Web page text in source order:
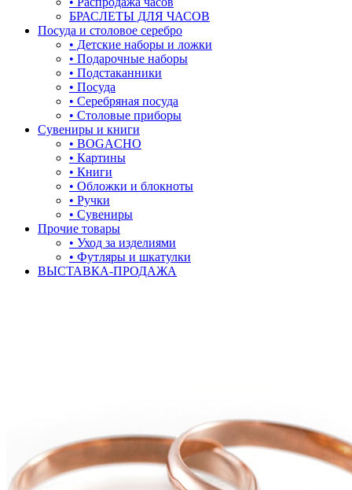
БРАСЛЕТЫ ДЛЯ ЧАСОВ
Посуда и столовое серебро
• Детские наборы и ложки
• Подарочные наборы
• Подстаканники
• Посуда
• Серебряная посуда
• Столовые приборы
Сувениры и книги
• BOGACHO
• Картины
• Книги
• Обложки и блокноты
• Ручки
• Сувениры
Прочие товары
• Уход за изделиями
• Футляры и шкатулки
ВЫСТАВКА-ПРОДАЖА